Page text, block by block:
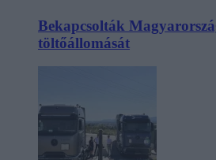
Bekapcsolták
töltőállomását